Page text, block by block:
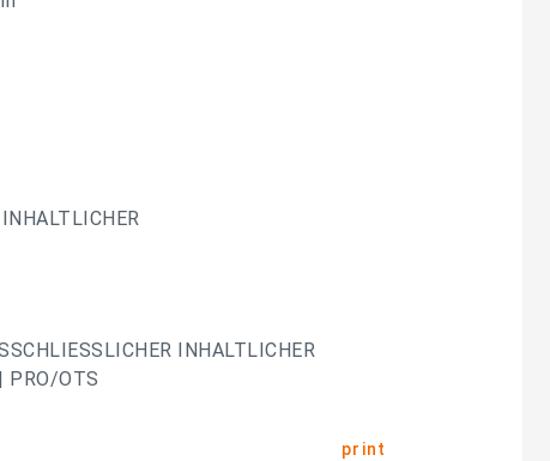
INHALTLICHER
PRO/OTS
print